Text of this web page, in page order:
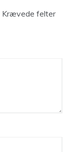
Krævede felter